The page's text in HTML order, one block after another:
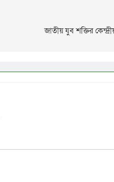
জাতীয় যুব শক্তির